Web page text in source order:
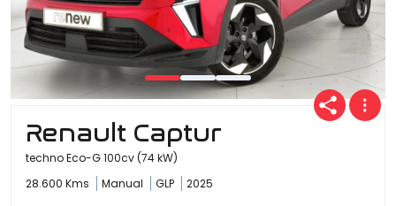
Renault Captur
techno Eco-G 100cv (74 kW)
28.600 Kms
Manual GLP 2025